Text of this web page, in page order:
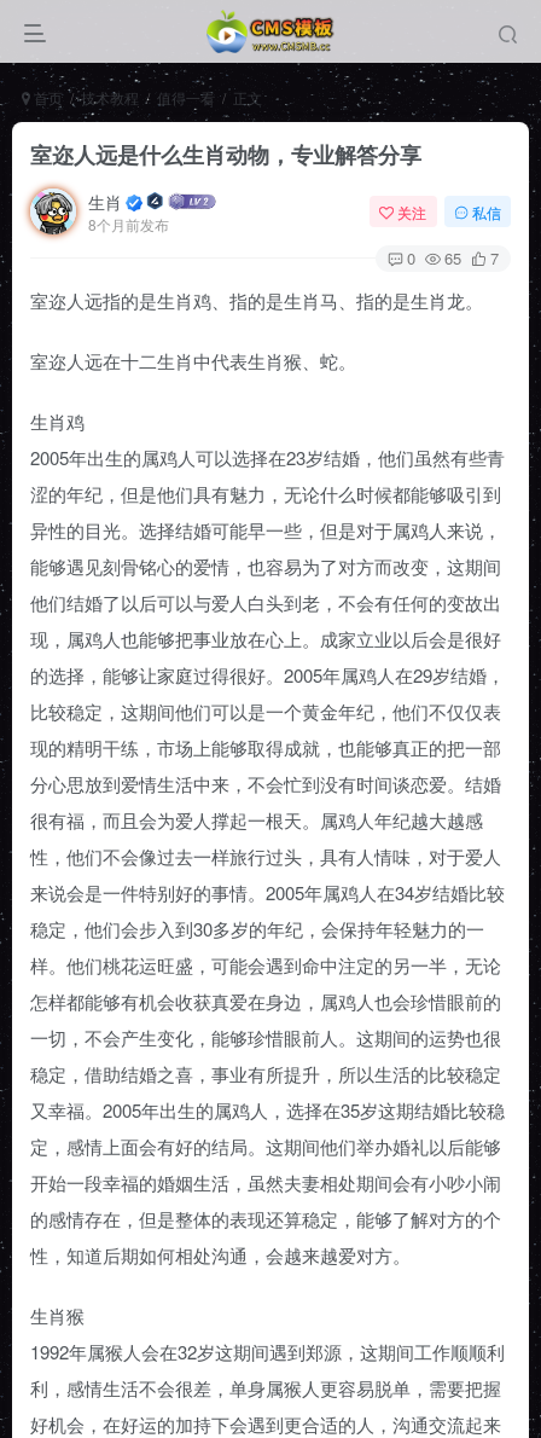
首页 技术教程 值得一看 正文
室迩人远是什么生肖动物，专业解答分享
生肖
8个月前发布
关注 私信
0 65 7
室迩人远指的是生肖鸡、指的是生肖马、指的是生肖龙。
室迩人远在十二生肖中代表生肖猴、蛇。
生肖鸡
2005年出生的属鸡人可以选择在23岁结婚，他们虽然有些青
涩的年纪，但是他们具有魅力，无论什么时候都能够吸引到
异性的目光。选择结婚可能早一些，但是对于属鸡人来说，
能够遇见刻骨铭心的爱情，也容易为了对方而改变，这期间
他们结婚了以后可以与爱人白头到老，不会有任何的变故出
现，属鸡人也能够把事业放在心上。成家立业以后会是很好
的选择，能够让家庭过得很好。2005年属鸡人在29岁结婚，
比较稳定，这期间他们可以是一个黄金年纪，他们不仅仅表
现的精明干练，市场上能够取得成就，也能够真正的把一部
分心思放到爱情生活中来，不会忙到没有时间谈恋爱。结婚
很有福，而且会为爱人撑起一根天。属鸡人年纪越大越感
性，他们不会像过去一样旅行过头，具有人情味，对于爱人
来说会是一件特别好的事情。2005年属鸡人在34岁结婚比较
稳定，他们会步入到30多岁的年纪，会保持年轻魅力的一
样。他们桃花运旺盛，可能会遇到命中注定的另一半，无论
怎样都能够有机会收获真爱在身边，属鸡人也会珍惜眼前的
一切，不会产生变化，能够珍惜眼前人。这期间的运势也很
稳定，借助结婚之喜，事业有所提升，所以生活的比较稳定
又幸福。2005年出生的属鸡人，选择在35岁这期结婚比较稳
定，感情上面会有好的结局。这期间他们举办婚礼以后能够
开始一段幸福的婚姻生活，虽然夫妻相处期间会有小吵小闹
的感情存在，但是整体的表现还算稳定，能够了解对方的个
性，知道后期如何相处沟通，会越来越爱对方。
生肖猴
1992年属猴人会在32岁这期间遇到郑源，这期间工作顺顺利
利，感情生活不会很差，单身属猴人更容易脱单，需要把握
好机会，在好运的加持下会遇到更合适的人，沟通交流起来